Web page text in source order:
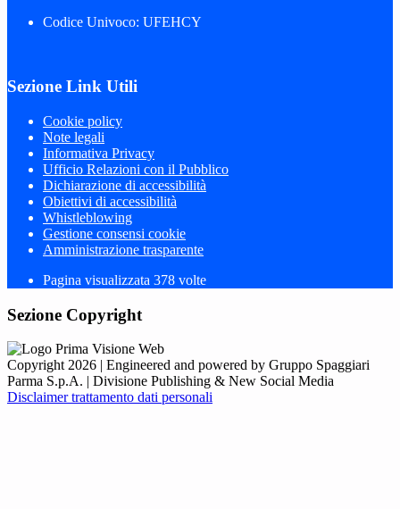
Codice Univoco: UFEHCY
Sezione Link Utili
Cookie policy
Note legali
Informativa Privacy
Ufficio Relazioni con il Pubblico
Dichiarazione di accessibilità
Obiettivi di accessibilità
Whistleblowing
Gestione consensi cookie
Amministrazione trasparente
Pagina visualizzata 378 volte
Sezione Copyright
Copyright 2026 | Engineered and powered by Gruppo Spaggiari
Parma S.p.A. | Divisione Publishing & New Social Media
Disclaimer trattamento dati personali